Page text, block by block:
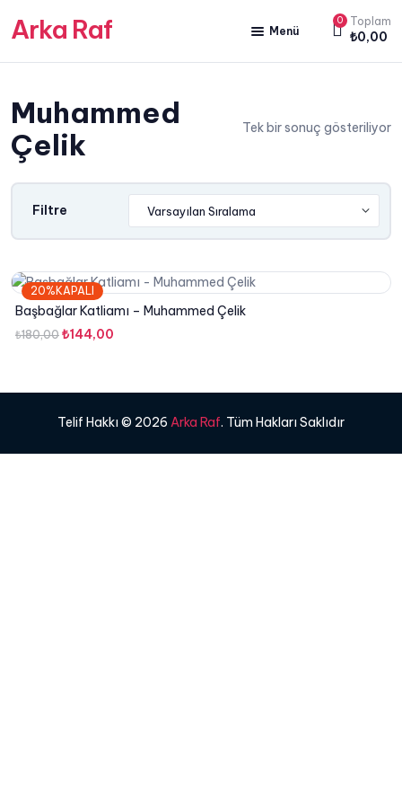
Arka Raf Menü
ANA SAYFA
HAKKIMIZDA
KİTAP SATIŞ
YAYIN PAKETLERİMİZ
0 Toplam
₺0,00
Muhammed
Çelik
Tek bir sonuç gösteriliyor
Filtre
20%KAPALI
Başbağlar Katliamı – Muhammed Çelik
₺180,00 Orijinal
₺144,00
₺144,00.
Telif Hakkı © 2026 Arka Raf. Tüm Hakları Saklıdır